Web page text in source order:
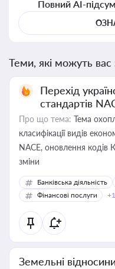
Повний AI-
Теми, які можуть вас
Перехід
стандартів
Про що тема: Тема
класифікації видів
NACE, оновлення кодів
зміни
Банківська діяльність
Фінансові послуги
Земельні